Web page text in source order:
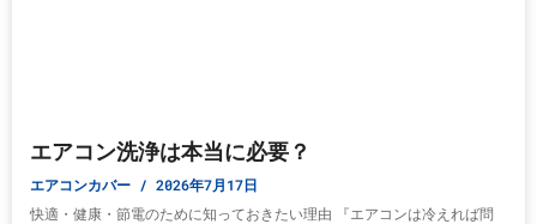
エアコン洗浄は本当に必要？
エアコンカバー 2026年7月17日
快適・健康・節電のために知っておきたい理由 『エアコンは冷えれば問